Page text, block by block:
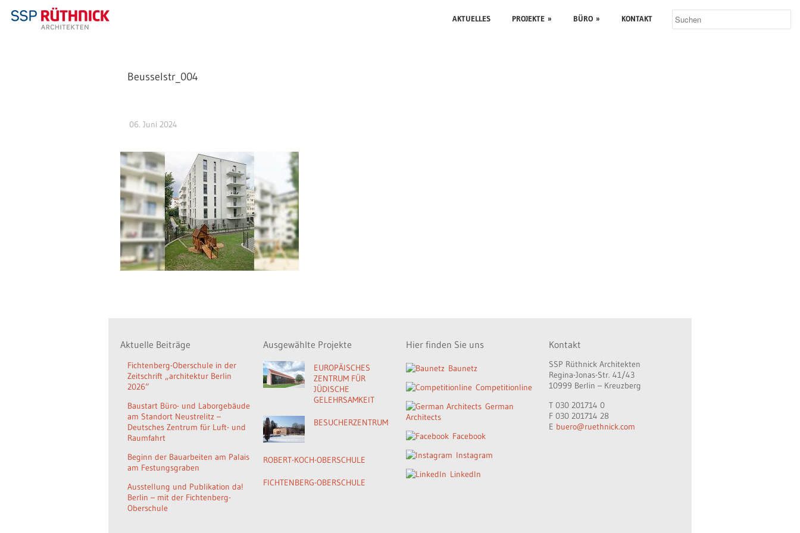
AKTUELLES PROJEKTE » BÜRO » KONTAKT
Beusselstr_004
06. Juni 2024
Aktuelle Beiträge
Fichtenberg-Oberschule in der
Zeitschrift „architektur Berlin
2026“
Baustart Büro- und Laborgebäude
am Standort Neustrelitz –
Deutsches Zentrum für Luft- und
Raumfahrt
Beginn der Bauarbeiten am Palais
am Festungsgraben
Ausstellung und Publikation da!
Berlin – mit der Fichtenberg-
Oberschule
Ausgewählte Projekte
EUROPÄISCHES
ZENTRUM FÜR
JÜDISCHE
GELEHRSAMKEIT
BESUCHERZENTRUM
ROBERT-KOCH-OBERSCHULE
FICHTENBERG-OBERSCHULE
Hier finden Sie uns
Baunetz
Competitionline
German
Architects
Facebook
Instagram
LinkedIn
Kontakt
SSP Rüthnick Architekten
Regina-Jonas-Str. 41/43
10999 Berlin – Kreuzberg
T 030 201714 0
F 030 201714 28
E buero@ruethnick.com